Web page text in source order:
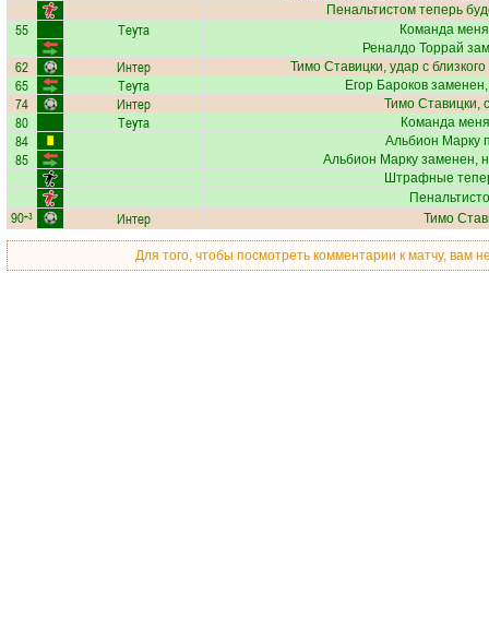
Пенальтистом теперь
55 Теута
Команда
Реналдо Торрай
62 Интер Тимо Ставицки, удар с
65 Теута Егор Бароков
74 Интер Тимо Ставицки,
80 Теута Команда
84 Альбион Марку
85 Альбион Марку заменен,
Штрафные
90+3 Интер Тимо
Для того, чтобы посмотреть комментарии к матчу, вам